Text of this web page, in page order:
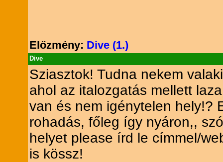
Előzmény: Dive (1.)
Dive
Sziasztok! Tudna nekem
ahol az italozgatás mellett
van és nem igénytelen hely!?
rohadás, főleg így nyáron,,
helyet please írd le címmel/
is kössz!